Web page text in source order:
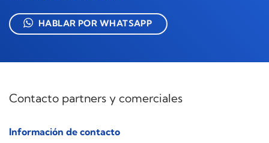
HABLAR POR WHATSAPP
Contacto partners y comerciales
Información de contacto